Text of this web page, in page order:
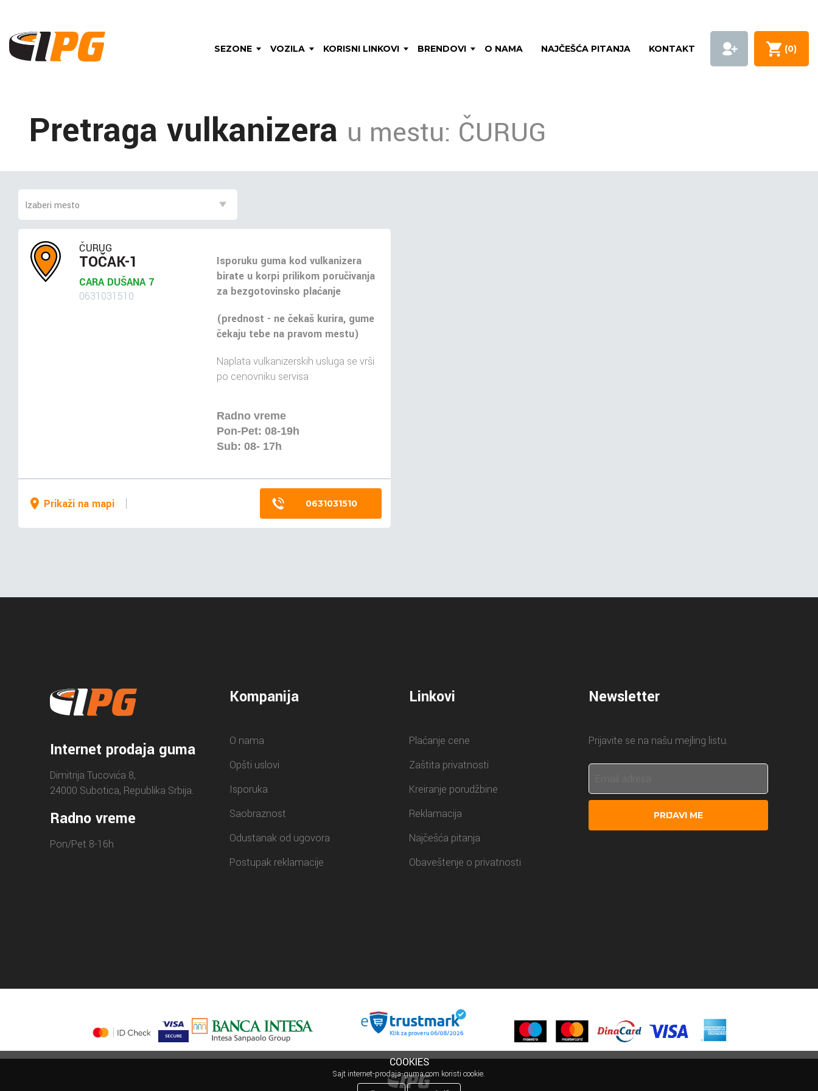
SEZONE VOZILA KORISNI LINKOVI BRENDOVI O NAMA NAJČEŠĆA PITANJA KONTAKT (0)
Pretraga vulkanizera u mestu: ČURUG
ČURUG
TOČAK-1
CARA DUŠANA 7
0631031510
Isporuku guma kod vulkanizera
birate u korpi prilikom poručivanja
za bezgotovinsko plaćanje
(prednost - ne čekaš kurira, gume
čekaju tebe na pravom mestu)
Naplata vulkanizerskih usluga se vrši
po cenovniku servisa
Radno vreme
Pon-Pet: 08-19h
Sub: 08- 17h
Prikaži na mapi 0631031510
Internet prodaja guma
Dimitrija Tucovića 8,
24000 Subotica, Republika Srbija.
Radno vreme
Pon/Pet 8-16h
Kompanija
O nama
Opšti uslovi
Isporuka
Saobraznost
Odustanak od ugovora
Postupak reklamacije
Linkovi
Plaćanje cene
Zaštita privatnosti
Kreiranje porudžbine
Reklamacija
Najčešća pitanja
Obaveštenje o privatnosti
Newsletter
Prijavite se na našu mejling listu.
PRIJAVI ME
COOKIES
Sajt internet-prodaja-guma.com koristi cookie.